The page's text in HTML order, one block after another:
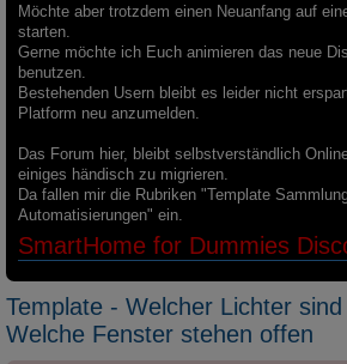
Möchte aber trotzdem einen Neuanfang auf
starten.
Gerne möchte ich Euch animieren das neue
benutzen.
Bestehenden Usern bleibt es leider nicht
Platform neu anzumelden.
Das Forum hier, bleibt selbstverständlich
einiges händisch zu migrieren.
Da fallen mir die Rubriken "Template
Automatisierungen" ein.
SmartHome for Dummies
Template - Welcher Lichter
Welche Fenster stehen offen